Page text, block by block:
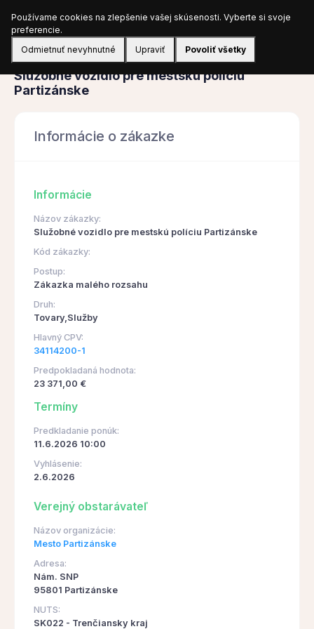
Prihlásiť sa
Obstarávanie
Služobné vozidlo pre mestskú políciu
Partizánske
Informácie o zákazke
Informácie
Názov zákazky:
Služobné vozidlo pre mestskú políciu Partizánske
Kód zákazky:
Postup:
Zákazka malého rozsahu
Druh:
Tovary,Služby
Hlavný CPV:
34114200-1
Predpokladaná hodnota:
23 371,00 €
Termíny
Predkladanie ponúk:
11.6.2026 10:00
Vyhlásenie:
2.6.2026
Verejný obstarávateľ
Názov organizácie:
Mesto Partizánske
Adresa:
Nám. SNP
95801 Partizánske
NUTS:
SK022 - Trenčiansky kraj
Používame cookies na zlepšenie vašej skúsenosti. Vyberte si svoje
preferencie.
Odmietnuť nevyhnutné
Upraviť Povoliť všetky